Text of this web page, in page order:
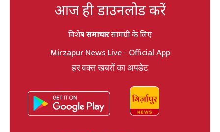
आज ही डाउनलोड करें
विशेषसमाचारसामग्री के लिए
Mirzapur News Live - Official App
हर वक्त खबरों का अपडेट